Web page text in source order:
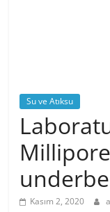
Su ve Atıksu
Kasım 2, 2020